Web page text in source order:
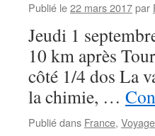
Publié le22 mars 2017par
Jeudi 1
10 km après
côté 1/4 dos La
la chimie, …
Publié dans France,